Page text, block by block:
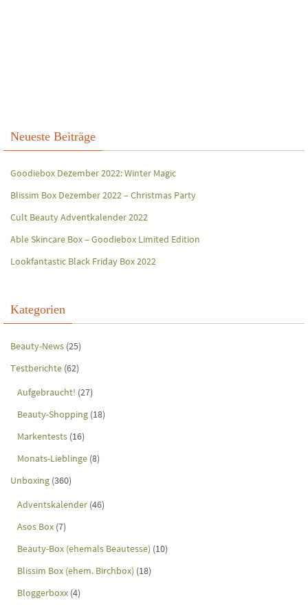
Neueste Beiträge
Goodiebox Dezember 2022: Winter Magic
Blissim Box Dezember 2022 – Christmas Party
Cult Beauty Adventkalender 2022
Able Skincare Box – Goodiebox Limited Edition
Lookfantastic Black Friday Box 2022
Kategorien
Beauty-News (25)
Testberichte (62)
Aufgebraucht! (27)
Beauty-Shopping (18)
Markentests (16)
Monats-Lieblinge (8)
Unboxing (360)
Adventskalender (46)
Asos Box (7)
Beauty-Box (ehemals Beautesse) (10)
Blissim Box (ehem. Birchbox) (18)
Bloggerboxx (4)